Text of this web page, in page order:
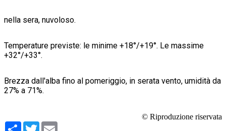
nella sera, nuvoloso.
Temperature previste: le minime +18°/+19°. Le massime
+32°/+33°.
Brezza dall'alba fino al pomeriggio, in serata vento, umidità da
27% a 71%.
© Riproduzione riservata
Condividi
Twitter